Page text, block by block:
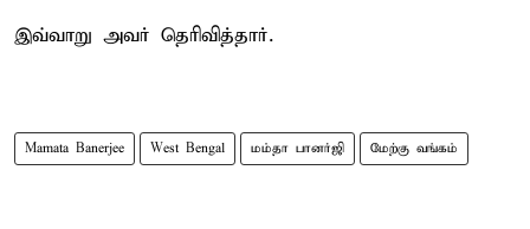
இவ்வாறு அவர் தெரிவித்தார்.
Mamata Banerjee West Bengal மம்தா பானர்ஜி மேற்கு வங்கம்